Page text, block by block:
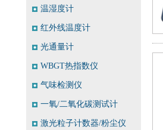
温湿度计
红外线温度计
光通量计
WBGT热指数仪
气味检测仪
一氧/二氧化碳测试计
激光粒子计数器/粉尘仪